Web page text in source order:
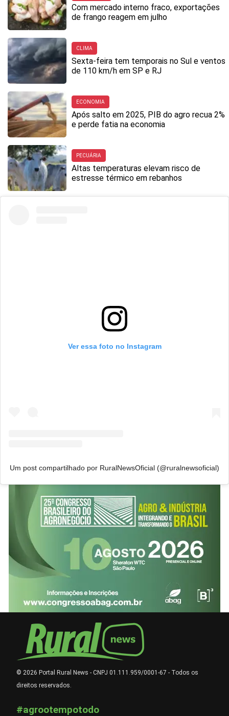
Com mercado interno fraco, exportações
de frango reagem em julho
CLIMA
Sexta-feira tem temporais no Sul e ventos
de 110 km/h em SP e RJ
ECONOMIA
Após salto em 2025, PIB do agro recua 2%
e perde fatia na economia
PECUÁRIA
Altas temperaturas elevam risco de
estresse térmico em rebanhos
Ver essa foto no Instagram
Um post compartilhado por RuralNewsOficial (@ruralnewsoficial)
© 2026 Portal Rural News - CNPJ 01.111.959/0001-67 - Todos os
direitos reservados.
#agrootempotodo